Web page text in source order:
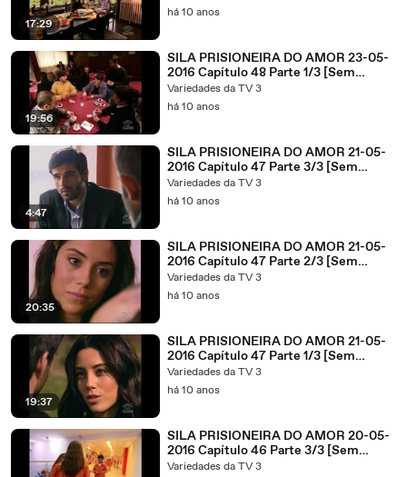
17:29
há 10 anos
19:56
SILA PRISIONEIRA DO AMOR 23-05-
2016 Capítulo 48 Parte 1/3 [Sem
Cortes]
Variedades da TV 3
há 10 anos
4:47
SILA PRISIONEIRA DO AMOR 21-05-
2016 Capítulo 47 Parte 3/3 [Sem
Cortes]
Variedades da TV 3
há 10 anos
20:35
SILA PRISIONEIRA DO AMOR 21-05-
2016 Capítulo 47 Parte 2/3 [Sem
Cortes]
Variedades da TV 3
há 10 anos
19:37
SILA PRISIONEIRA DO AMOR 21-05-
2016 Capítulo 47 Parte 1/3 [Sem
Cortes]
Variedades da TV 3
há 10 anos
SILA PRISIONEIRA DO AMOR 20-05-
2016 Capítulo 46 Parte 3/3 [Sem
Cortes]
Variedades da TV 3